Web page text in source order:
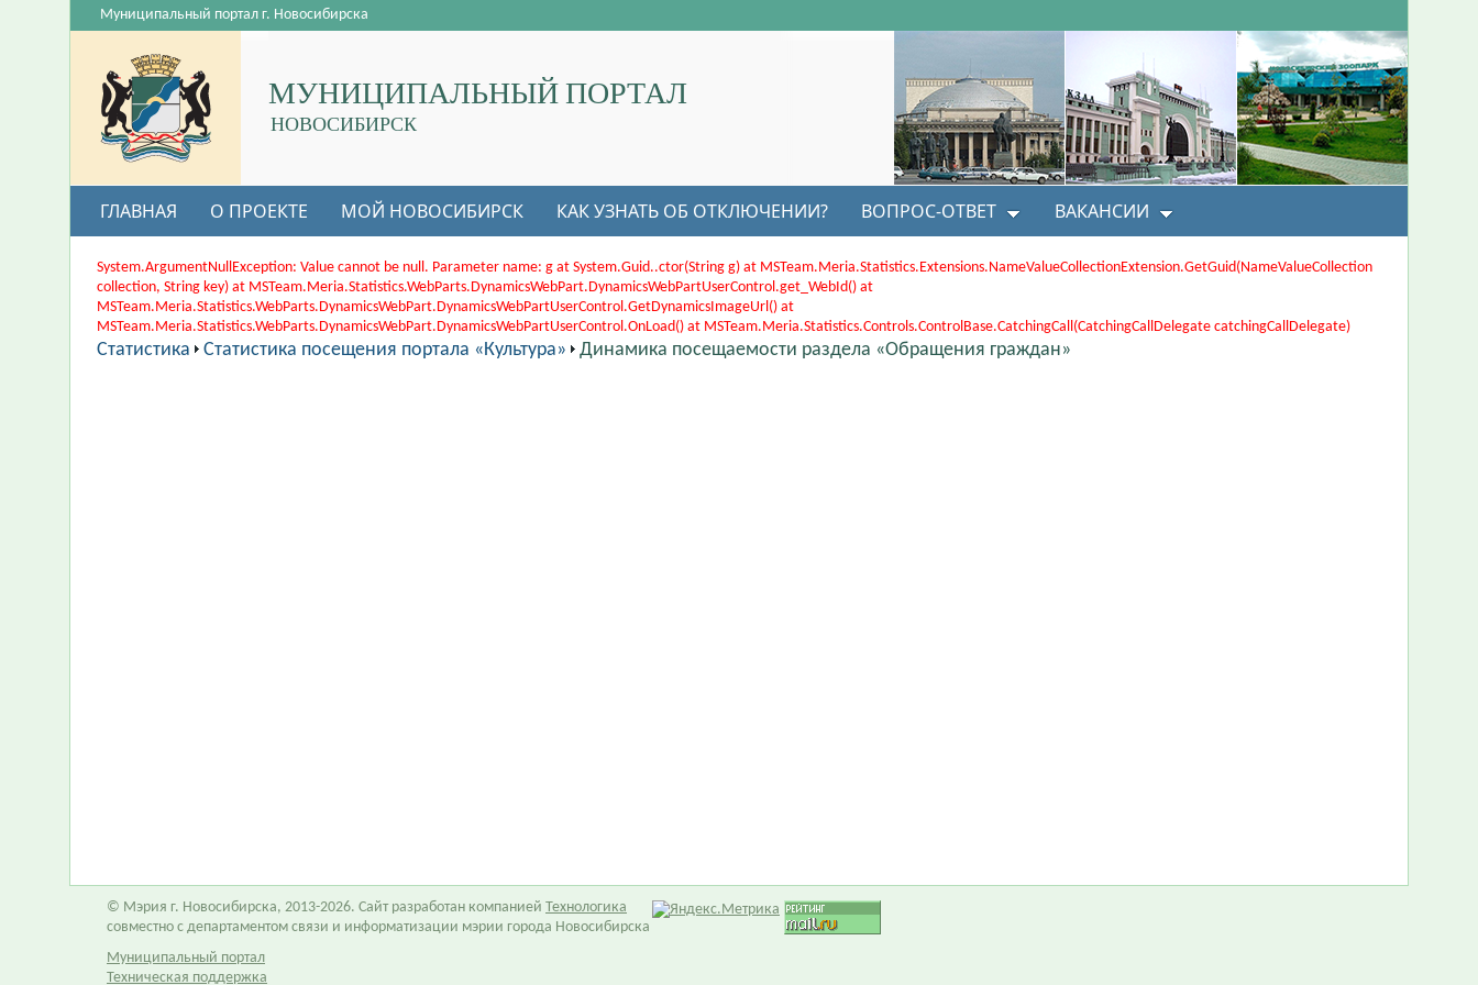
МУНИЦИПАЛЬНЫЙ ПОРТАЛ
НОВОСИБИРСК
Муниципальный портал г. Новосибирска
ГЛАВНАЯ О ПРОЕКТЕ МОЙ НОВОСИБИРСК КАК УЗНАТЬ ОБ ОТКЛЮЧЕНИИ? ВОПРОС-ОТВЕТ ВАКАНСИИ
System.ArgumentNullException: Value cannot be null. Parameter name: g at System.Guid..ctor(String g) at MSTeam.Meria.Statistics.Extensions.NameValueCollectionExtension.GetGuid(NameValueCollection
collection, String key) at MSTeam.Meria.Statistics.WebParts.DynamicsWebPart.DynamicsWebPartUserControl.get_WebId() at
MSTeam.Meria.Statistics.WebParts.DynamicsWebPart.DynamicsWebPartUserControl.GetDynamicsImageUrl() at
MSTeam.Meria.Statistics.WebParts.DynamicsWebPart.DynamicsWebPartUserControl.OnLoad() at MSTeam.Meria.Statistics.Controls.ControlBase.CatchingCall(CatchingCallDelegate catchingCallDelegate)
Статистика Статистика посещения портала «Культура» Динамика посещаемости раздела «Обращения граждан»
© Мэрия г. Новосибирска, 2013-2026. Сайт разработан компанией Технологика
совместно с департаментом связи и информатизации мэрии города Новосибирска
Муниципальный портал
Техническая поддержка